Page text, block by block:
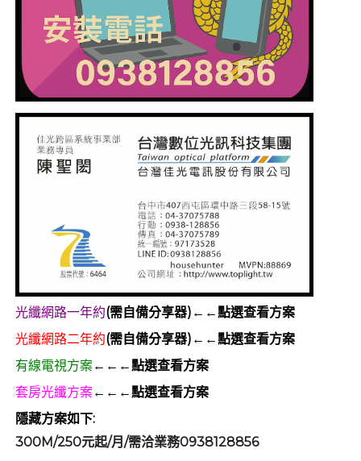
光纖網路一年約(需自備分享器)←←點選查看方案
光纖網路二年約(需自備分享器)←←點選查看方案
有線電視方案←←←點選查看方案
套房光纖方案←←←點選查看方案
隱藏方案如下:
300M/250元起/月/需洽業務0938128856